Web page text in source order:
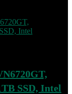
SSD, Intel